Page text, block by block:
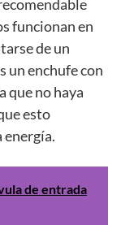
funcionan en
de un
un enchufe con
que no haya
esto
de entrada